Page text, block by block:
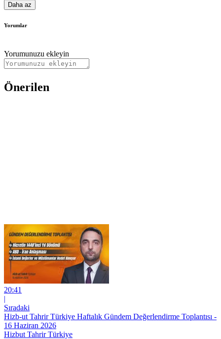
Daha az
Yorumlar
Yorumunuzu ekleyin
Önerilen
20:41
|
Sıradaki
Hizb-ut Tahrir Türkiye Haftalık Gündem Değerlendirme Toplantısı -
16 Haziran 2026
Hizbut Tahrir Türkiye